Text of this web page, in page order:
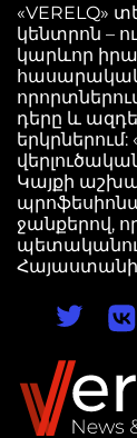
«VERELQ»
կենտրոն –
կարևոր
դերը և
Կայքի
ջանքերով,
Հայաստանի